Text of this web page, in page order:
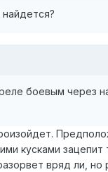
боевым через
кусками зацепит
вряд ли, но